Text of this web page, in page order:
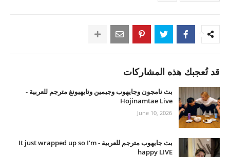
قد تُعجبك هذه المشاركات
بث نامجون وجايهوب وجيمين وتايهيونغ مترجم للعربية -
Hojinamtae Live
June 10, 2026
بث جايهوب مترجم للعربية - It just wrapped up so I'm
happy LIVE